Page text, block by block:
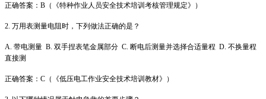
正确答案：B（《特种作业人员安全技术培训考核管理规定》）
2. 万用表测量电阻时，下列做法正确的是？
A. 带电测量 B. 双手捏表笔金属部分 C. 断电后测量并选择合适量程 D. 不换量程
直接测
正确答案：C（《低压电工作业安全技术培训教材》）